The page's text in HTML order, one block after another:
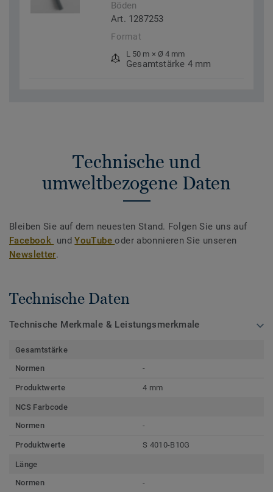
Böden
Art. 1287253
Format
L 50 m × Ø 4 mm
Gesamtstärke 4 mm
Technische und
umweltbezogene Daten
Bleiben Sie auf dem neuesten Stand. Folgen Sie uns auf
Facebook undYouTubeoder abonnieren Sie unseren
Newsletter.
Technische Daten
Technische Merkmale & Leistungsmerkmale
Gesamtstärke
Normen
-
Produktwerte 4 mm
NCS Farbcode
Normen
-
Produktwerte S 4010-B10G
Länge
Normen
-